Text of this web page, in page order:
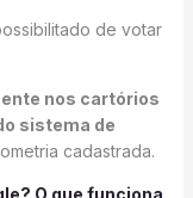
de votar
nos cartórios
sistema de
cadastrada.
O que funciona